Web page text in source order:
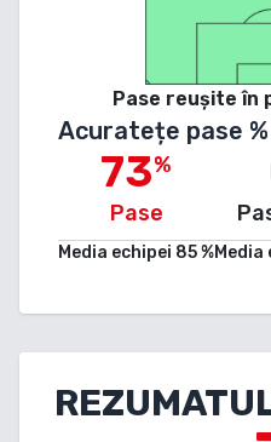
Pase reușite în
Acuratețe pase %
73%
Pase
Media echipei 85%Media